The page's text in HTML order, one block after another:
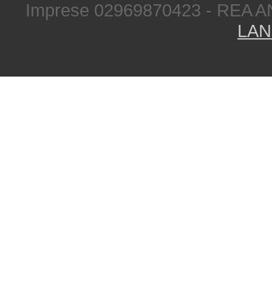
Imprese 02969870423 - REA